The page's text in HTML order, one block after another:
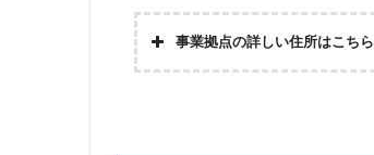
事業拠点の詳しい住所はこちら